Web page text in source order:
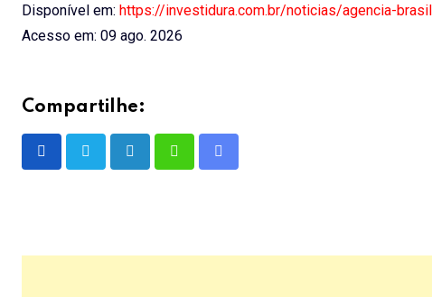
Disponível em: https://investidura.com.br/noticias/agencia-
Acesso em: 09 ago. 2026
Compartilhe:
LinkedInWhatsappShare